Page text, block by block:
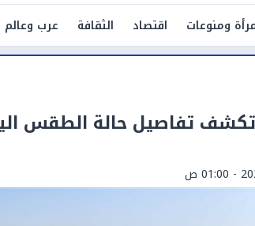
ومنوعات اقتصاد الثقافة عرب وعالم
تفاصيل حالة الطقس